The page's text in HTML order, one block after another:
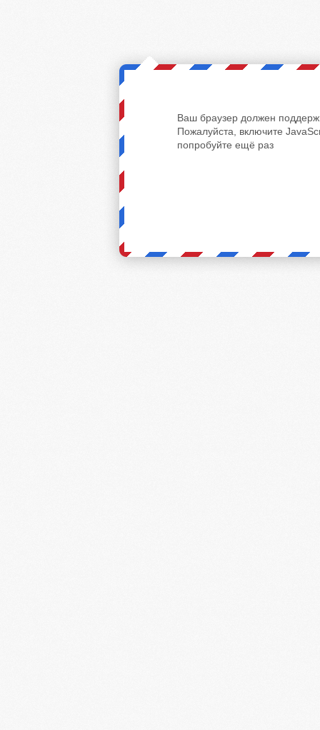
Ваш браузер должен
Пожалуйста, включите
попробуйте ещё раз